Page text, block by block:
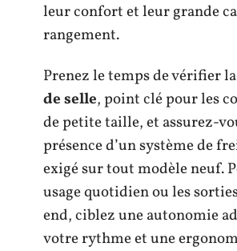
leur confort et leur grande
rangement.
Prenez le temps de vérifier la
de selle, point clé pour les
de petite taille, et assurez-
présence d’un système de
exigé sur tout modèle neuf.
usage quotidien ou les
end, ciblez une autonomie
votre rythme et une